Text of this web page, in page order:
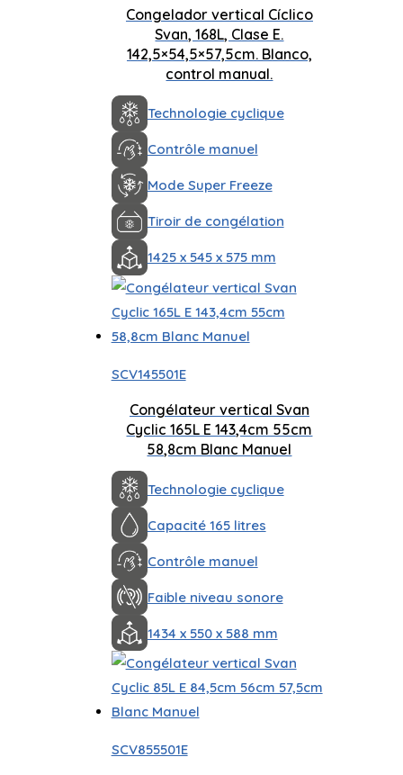
Congelador vertical Cíclico
Svan, 168L, Clase E.
142,5×54,5×57,5cm. Blanco,
control manual.
Technologie cyclique
Contrôle manuel
Mode Super Freeze
Tiroir de congélation
1425 x 545 x 575 mm
SCV145501E
Congélateur vertical Svan
Cyclic 165L E 143,4cm 55cm
58,8cm Blanc Manuel
Technologie cyclique
Capacité 165 litres
Contrôle manuel
Faible niveau sonore
1434 x 550 x 588 mm
SCV855501E